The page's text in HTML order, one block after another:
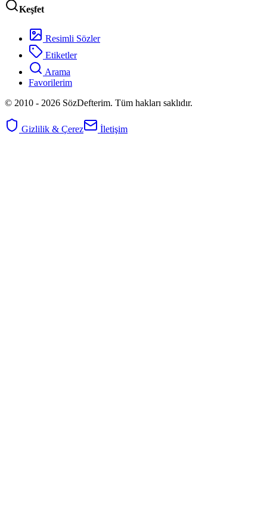
Keşfet
Resimli Sözler
Etiketler
Arama
Favorilerim
© 2010 - 2026 SözDefterim. Tüm hakları saklıdır.
Gizlilik & Çerez İletişim